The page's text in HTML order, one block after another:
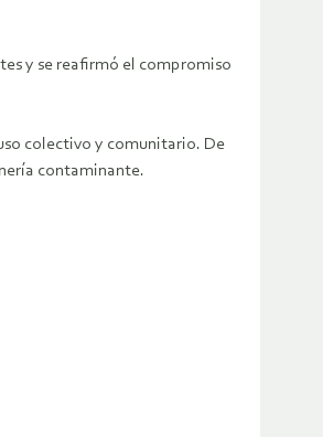
y se reafirmó el compromiso
colectivo y comunitario. De
contaminante.